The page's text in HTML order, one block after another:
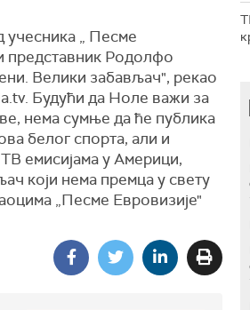
учесника „ Песме
представник Родолфо
Велики забављач", рекао
Будући да Ноле важи за
нема сумње да ће публика
белог спорта, али и
емисијама у Америци,
који нема премца у свету
„Песме Евровизије"